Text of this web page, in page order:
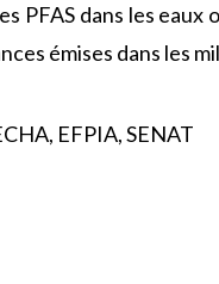
PFAS dans les
émises dans les
EFPIA, SENAT